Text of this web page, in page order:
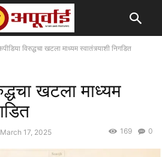
विरुद्धचा खटला माध्यम स्वातंत्र्याशी निगडित
खटला माध्यम
March 17, 2025 0
169